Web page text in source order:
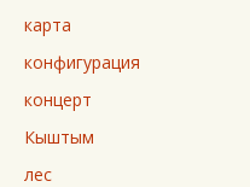
карта
конфигурация
концерт
Кыштым
лес